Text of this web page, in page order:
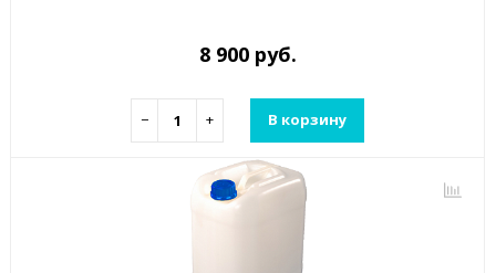
8 900 руб.
− + В корзину